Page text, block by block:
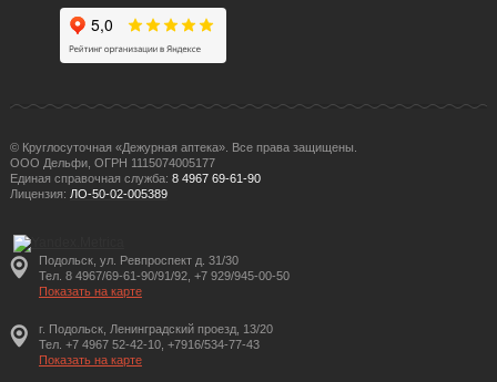
© Круглосуточная «Дежурная аптека». Все права защищены.
ООО Дельфи, ОГРН 1115074005177
Единая справочная служба: 8 4967 69-61-90
Лицензия: ЛО-50-02-005389
Подольск, ул. Ревпроспект д. 31/30
Тел. 8 4967/69-61-90/91/92, +7 929/945-00-50
Показать на карте
г. Подольск, Ленинградский проезд, 13/20
Тел. +7 4967 52-42-10, +7916/534-77-43
Показать на карте